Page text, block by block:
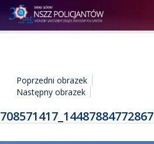
Poprzedni obrazek
Następny obrazek